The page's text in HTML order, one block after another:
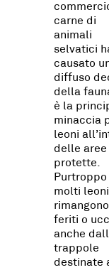
carne di
animali
selvatici
causato
diffuso
della
è la
minaccia
leoni
delle aree
protette.
Purtroppo
molti leoni
rimangono
feriti o
anche
trappole
destinate